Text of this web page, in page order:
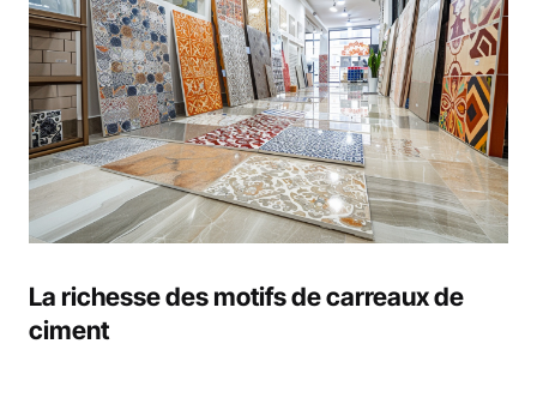
La richesse des motifs de carreaux de
ciment